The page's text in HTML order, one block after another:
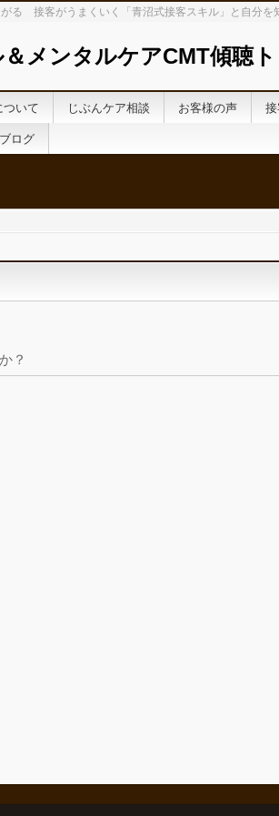
る 接客がうまくいく「青沼式接客スキル」と自分
メンタルケアCMT傾聴
ついて じぶんケア相談 お客様の声
ブログ
？